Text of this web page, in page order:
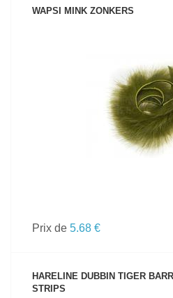
WAPSI MINK ZONKERS
VOIR LE
Prix de 5.68 €
HARELINE DUBBIN TIGER
STRIPS